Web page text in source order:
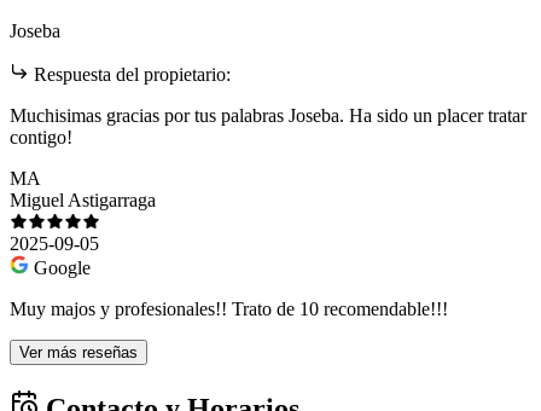
Joseba
Respuesta del propietario:
Muchisimas gracias por tus palabras Joseba. Ha sido un placer tratar
contigo!
MA
Miguel Astigarraga
2025-09-05
Google
Muy majos y profesionales!! Trato de 10 recomendable!!!
Ver más reseñas